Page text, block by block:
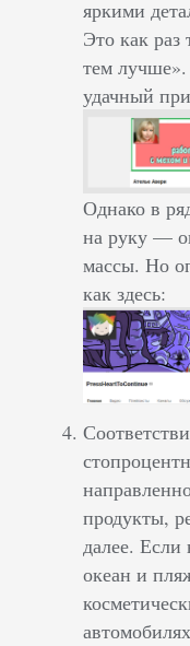
яркими
Это как
тем
удачный
Однако в
на руку —
массы. Но
как здесь:
продукты,
далее. Если
океан и